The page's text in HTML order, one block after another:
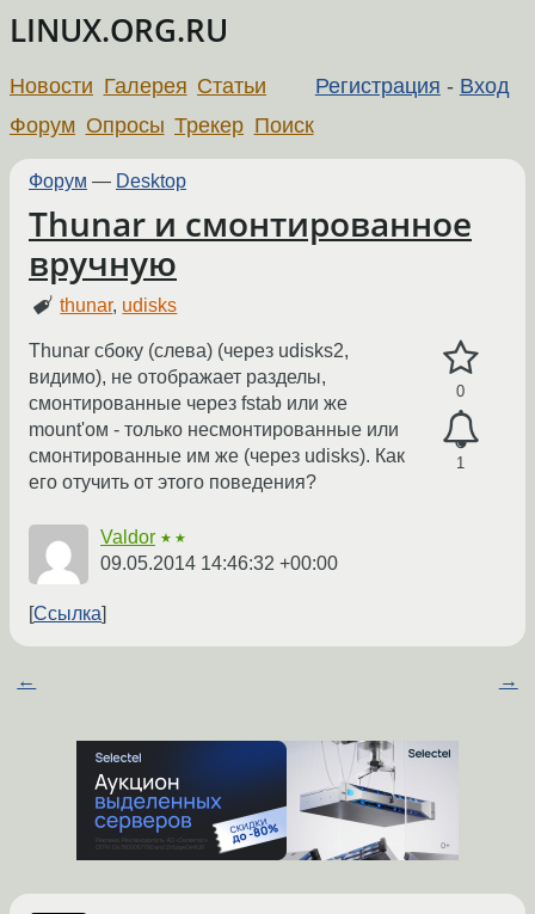
LINUX.ORG.RU
Регистрация - Вход
Новости Галерея Статьи
Форум Опросы Трекер Поиск
Форум — Desktop
Thunar и смонтированное
вручную
thunar, udisks
0
1
Thunar сбоку (слева) (через udisks2,
видимо), не отображает разделы,
смонтированные через fstab или же
mount'ом - только несмонтированные или
смонтированные им же (через udisks). Как
его отучить от этого поведения?
Valdor ★★
09.05.2014 14:46:32 +00:00
Ссылка
← →